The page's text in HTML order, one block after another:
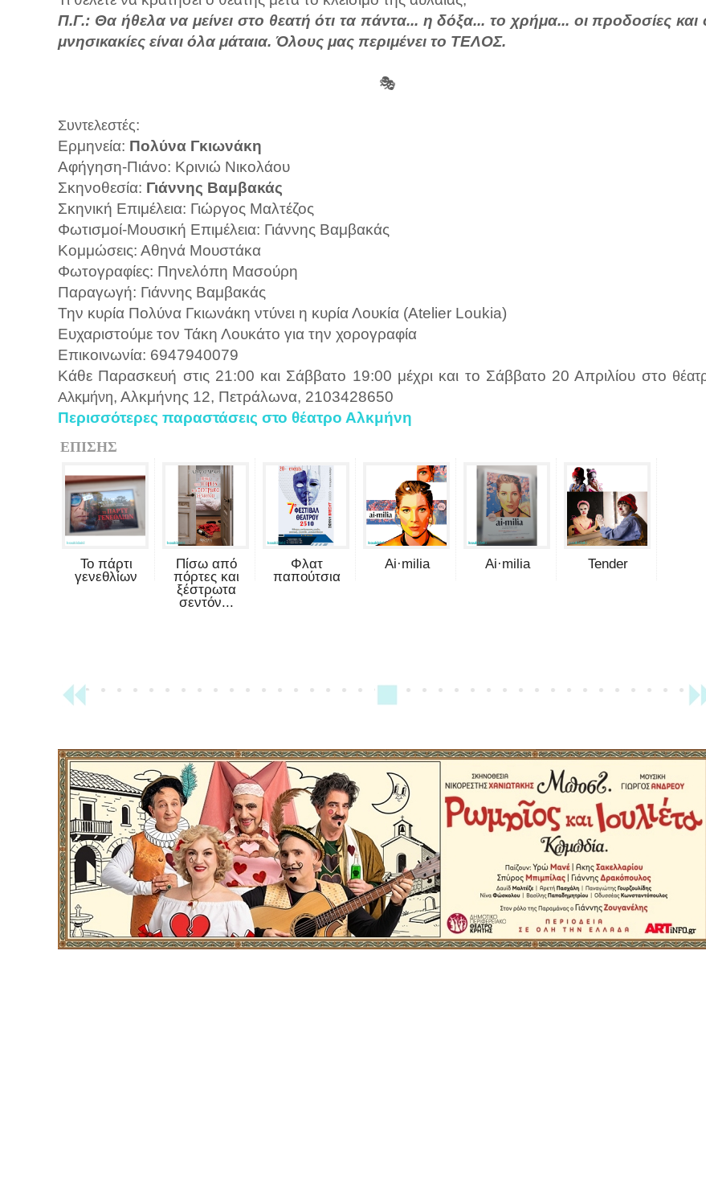
Π.Γ.: Θα ήθελα να μείνει στο θεατή ότι τα πάντα... η δόξα... το χρήμα... οι προδοσίες και
μνησικακίες είναι όλα μάταια. Όλους μας περιμένει το ΤΕΛΟΣ.
🎭
Συντελεστές:
Ερμηνεία: Πολύνα Γκιωνάκη
Αφήγηση-Πιάνο: Κρινιώ Νικολάου
Σκηνοθεσία: Γιάννης Βαμβακάς
Σκηνική Επιμέλεια: Γιώργος Μαλτέζος
Φωτισμοί-Μουσική Επιμέλεια: Γιάννης Βαμβακάς
Κομμώσεις: Αθηνά Μουστάκα
Φωτογραφίες: Πηνελόπη Μασούρη
Παραγωγή: Γιάννης Βαμβακάς
Την κυρία Πολύνα Γκιωνάκη ντύνει η κυρία Λουκία (Atelier Loukia)
Ευχαριστούμε τον Τάκη Λουκάτο για την χορογραφία
Επικοινωνία: 6947940079
Κάθε Παρασκευή στις 21:00 και Σάββατο 19:00 μέχρι και το Σάββατο 20 Απριλίου στο
Αλκμήνη, Αλκμήνης 12, Πετράλωνα, 2103428650
Περισσότερες παραστάσεις στο θέατρο Αλκμήνη
ΕΠΙΣΗΣ
Το πάρτι
γενεθλίων
Πίσω από
πόρτες και
ξέστρωτα
σεντόν...
Φλατ
παπούτσια
Ai·milia Ai·milia Tender